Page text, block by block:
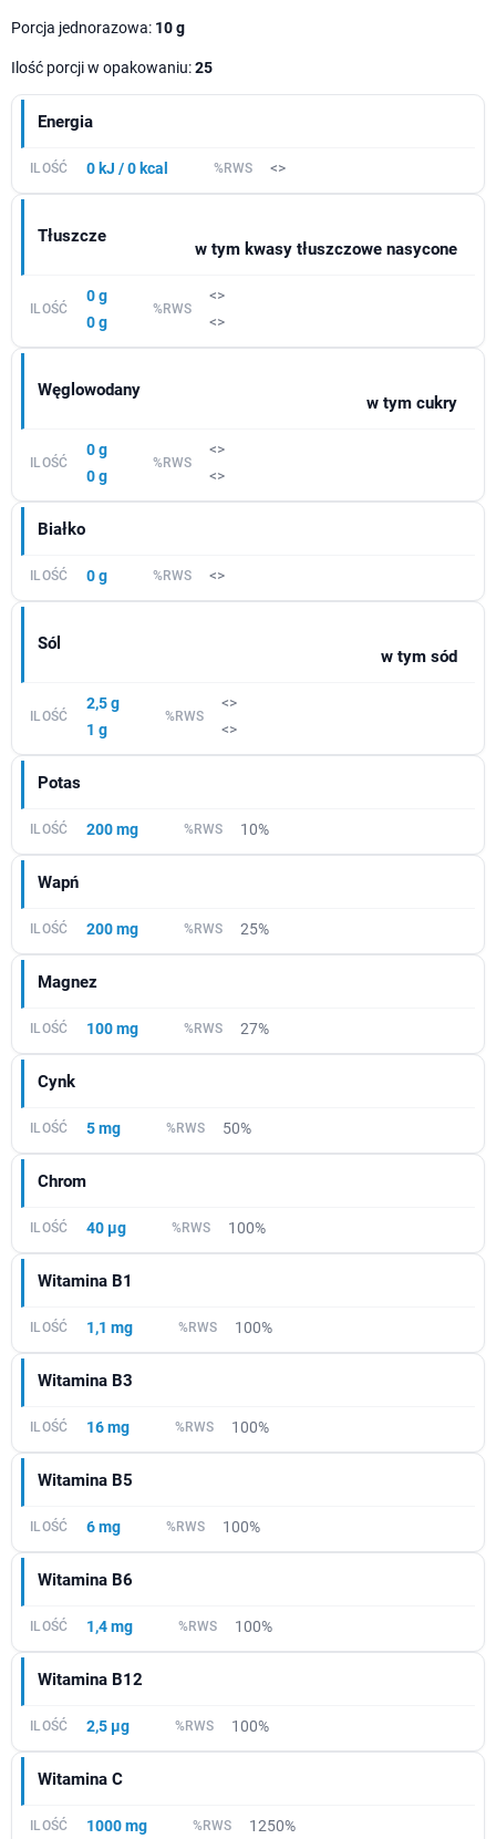
Porcja jednorazowa: 10 g
Ilość porcji w opakowaniu:25
Energia
0 kJ / 0 kcal <>
Tłuszcze
w tym kwasy tłuszczowe nasycone
0 g
0 g
<>
<>
Węglowodany
w tym cukry
0 g
0 g
<>
<>
Białko
0 g <>
Sól
w tym sód
2,5 g
1 g
<>
<>
Potas
200 mg 10%
Wapń
200 mg 25%
Magnez
100 mg 27%
Cynk
5 mg 50%
Chrom
40 µg 100%
Witamina B1
1,1 mg 100%
Witamina B3
16 mg 100%
Witamina B5
6 mg 100%
Witamina B6
1,4 mg 100%
Witamina B12
2,5 µg 100%
Witamina C
1000 mg 1250%